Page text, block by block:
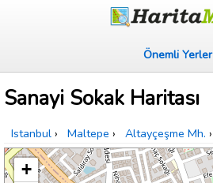
Önemli Yerler
Sanayi Sokak Haritası
Istanbul › Maltepe › Altayçeşme Mh. ›
+